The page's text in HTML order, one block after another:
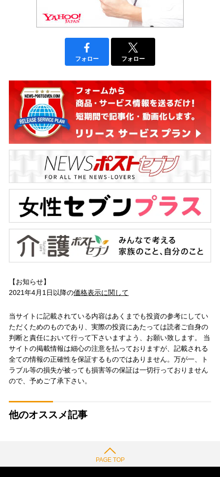
フォロー フォロー
【お知らせ】
2021年4月1日以降の価格表示に関して
当サイトに記載されている内容はあくまでも投資の参考にしてい
ただくためのものであり、実際の投資にあたっては読者ご自身の
判断と責任において行って下さいますよう、お願い致します。 当
サイトの掲載情報は細心の注意を払っておりますが、記載される
全ての情報の正確性を保証するものではありません。万が一、ト
ラブル等の損失が被っても損害等の保証は一切行っておりません
ので、予めご了承下さい。
他のオススメ記事
PAGE TOP